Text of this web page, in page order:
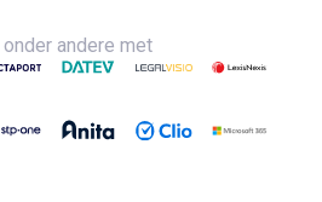
andere met